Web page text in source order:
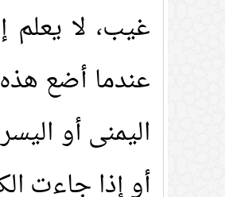
غيب، لا يعلم
عندما أضع
اليمنى أو
أو إذا جاءت